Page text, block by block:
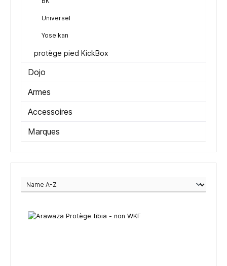
Universel
Yoseikan
protège pied KickBox
Dojo
Armes
Accessoires
Marques